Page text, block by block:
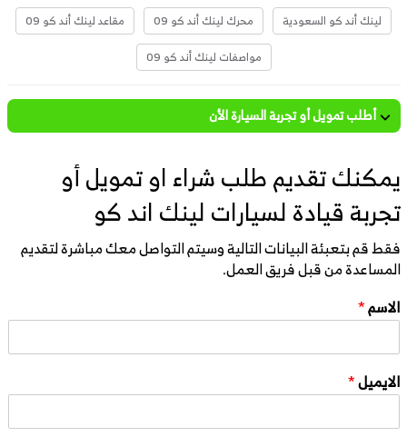
لينك أند كو السعودية محرك لينك أند كو 09
مقاعد لينك أند كو 09
مواصفات لينك أند كو 09
أطلب تمويل أو تجربة السيارة الأن
يمكنك تقديم طلب شراء او تمويل أو
تجربة قيادة لسيارات لينك اند كو
فقط قم بتعبئة البيانات التالية وسيتم التواصل معك مباشرة لتقديم
المساعدة من قبل فريق العمل.
الاسم*
الايميل*